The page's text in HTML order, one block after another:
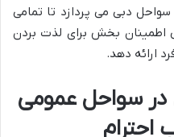
دبی می پردازد تا تمامی
اطمینان بخش برای لذت بردن
ارائه دهد.
سواحل عمومی
احترام